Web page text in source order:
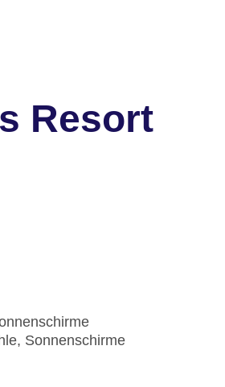
Resort
Sonnenschirme